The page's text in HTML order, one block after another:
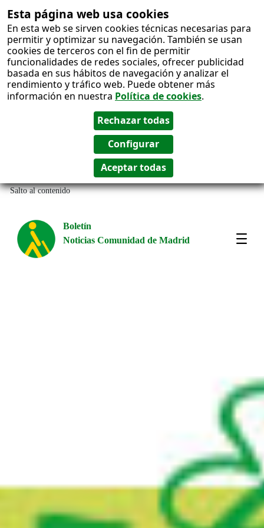
Esta página web usa cookies
En esta web se sirven cookies técnicas necesarias para
permitir y optimizar su navegación. También se usan
cookies de terceros con el fin de permitir
funcionalidades de redes sociales, ofrecer publicidad
basada en sus hábitos de navegación y analizar el
rendimiento y tráfico web. Puede obtener más
información en nuestra Política de cookies.
Salto al contenido
Boletín
Noticias Comunidad de Madrid